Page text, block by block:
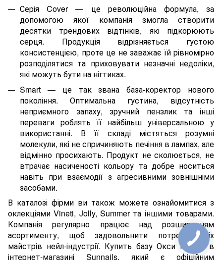
Серія Cover — це революційна формула, за
допомогою якої компанія змогла створити
десятки трендових відтінків, які підкорюють
серця. Продукція відрізняється густою
консистенцією, проте це не заважає їй рівномірно
розподілятися та приховувати незначні недоліки,
які можуть бути на нігтиках.
Smart — це так звана база-коректор нового
покоління. Оптимальна густина, відсутність
неприємного запаху, зручний пензлик та інші
переваги роблять її найбільш універсальною у
використанні. В її складі містяться розумні
молекули, які не спричиняють печіння в лампах, але
відмінно просихають. Продукт не сколюється, не
втрачає насиченості кольору та добре носиться
навіть при взаємодії з агресивними зовнішніми
засобами.
В каталозі фірми ви також можете ознайомитися з
оклекціями Vineti, Jolly, Summer та іншими товарами.
Компанія регулярно працює над розширенням
асортименту, щоб задовольнити потреби всіх
майстрів нейл-індустрії. Купить базу Окси можна в
інтернет-магазині Sunnails, який є офіційним